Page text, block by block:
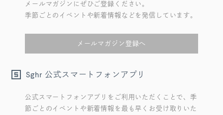
メールマガジンにぜひご登録ください。
季節ごとのイベントや新着情報などを発信しています。
メールマガジン登録へ
Sghr 公式スマートフォンアプリ
公式スマートフォンアプリをご利用いただくことで、季
節ごとのイベントや新着情報を最も早くお受け取りいた